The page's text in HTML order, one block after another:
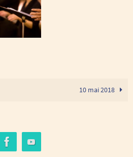
10 mai 2018